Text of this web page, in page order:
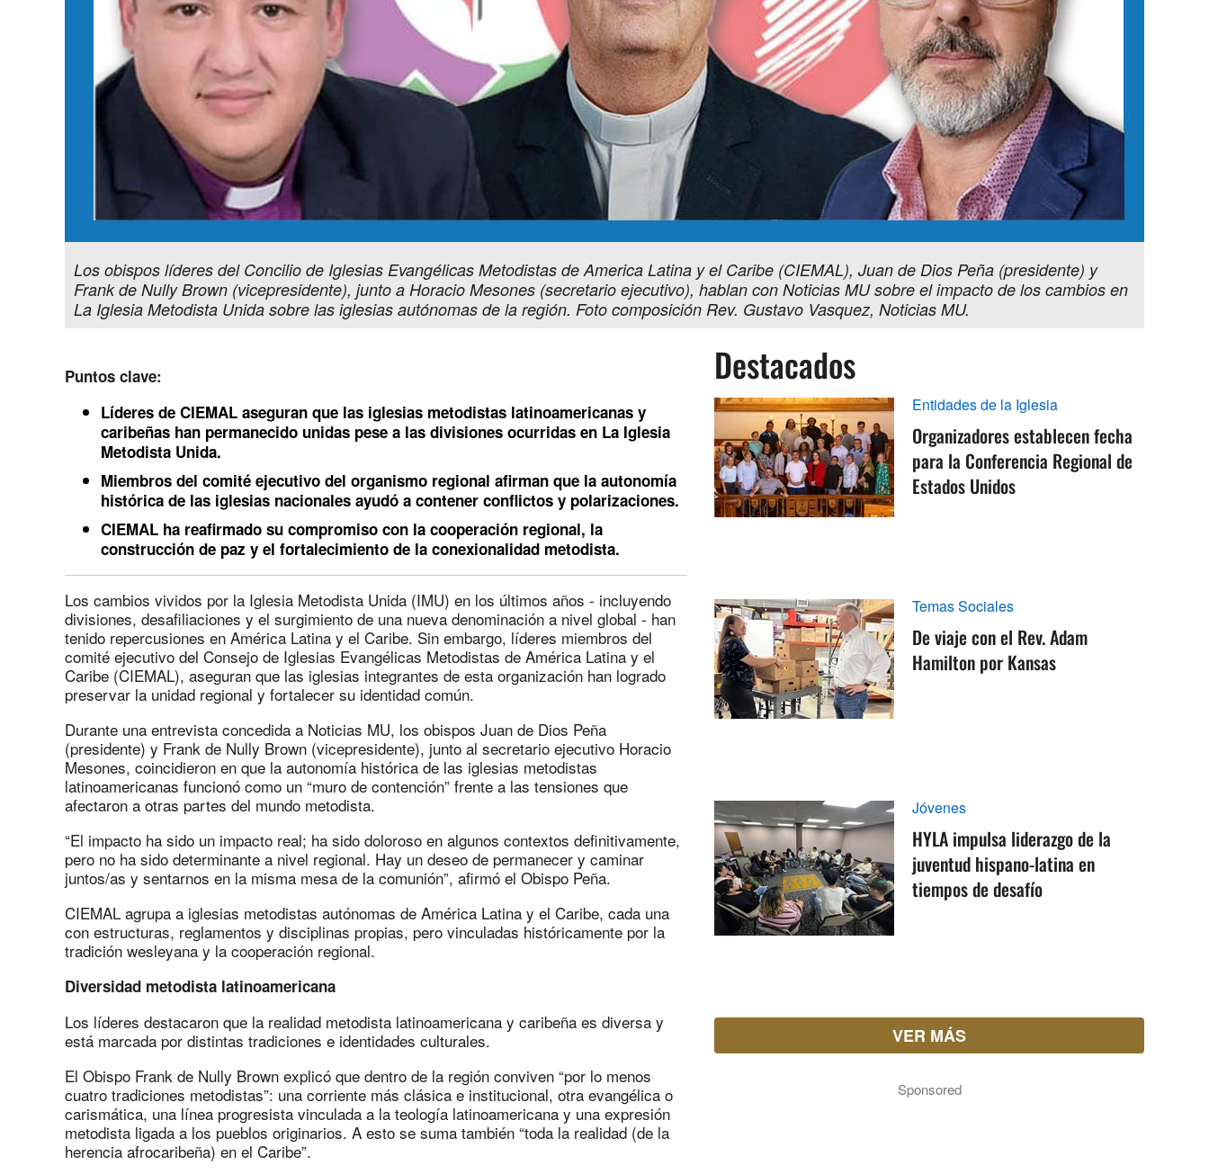
Los obispos líderes del Concilio de Iglesias Evangélicas Metodistas de America Latina y el Caribe (CIEMAL), Juan de Dios Peña (presidente) y
Frank de Nully Brown (vicepresidente), junto a Horacio Mesones (secretario ejecutivo), hablan con Noticias MU sobre el impacto de los cambios en
La Iglesia Metodista Unida sobre las iglesias autónomas de la región. Foto composición Rev. Gustavo Vasquez, Noticias MU.
Puntos clave:
Líderes de CIEMAL aseguran que las iglesias metodistas latinoamericanas y
caribeñas han permanecido unidas pese a las divisiones ocurridas en La Iglesia
Metodista Unida.
Miembros del comité ejecutivo del organismo regional afirman que la autonomía
histórica de las iglesias nacionales ayudó a contener conflictos y polarizaciones.
CIEMAL ha reafirmado su compromiso con la cooperación regional, la
construcción de paz y el fortalecimiento de la conexionalidad metodista.
Los cambios vividos por la Iglesia Metodista Unida (IMU) en los últimos años - incluyendo
divisiones, desafiliaciones y el surgimiento de una nueva denominación a nivel global - han
tenido repercusiones en América Latina y el Caribe. Sin embargo, líderes miembros del
comité ejecutivo del Consejo de Iglesias Evangélicas Metodistas de América Latina y el
Caribe (CIEMAL), aseguran que las iglesias integrantes de esta organización han logrado
preservar la unidad regional y fortalecer su identidad común.
Durante una entrevista concedida a Noticias MU, los obispos Juan de Dios Peña
(presidente) y Frank de Nully Brown (vicepresidente), junto al secretario ejecutivo Horacio
Mesones, coincidieron en que la autonomía histórica de las iglesias metodistas
latinoamericanas funcionó como un “muro de contención” frente a las tensiones que
afectaron a otras partes del mundo metodista.
“El impacto ha sido un impacto real; ha sido doloroso en algunos contextos definitivamente,
pero no ha sido determinante a nivel regional. Hay un deseo de permanecer y caminar
juntos/as y sentarnos en la misma mesa de la comunión”, afirmó el Obispo Peña.
CIEMAL agrupa a iglesias metodistas autónomas de América Latina y el Caribe, cada una
con estructuras, reglamentos y disciplinas propias, pero vinculadas históricamente por la
tradición wesleyana y la cooperación regional.
Diversidad metodista latinoamericana
Los líderes destacaron que la realidad metodista latinoamericana y caribeña es diversa y
está marcada por distintas tradiciones e identidades culturales.
El Obispo Frank de Nully Brown explicó que dentro de la región conviven “por lo menos
cuatro tradiciones metodistas”: una corriente más clásica e institucional, otra evangélica o
carismática, una línea progresista vinculada a la teología latinoamericana y una expresión
metodista ligada a los pueblos originarios. A esto se suma también “toda la realidad (de la
herencia afrocaribeña) en el Caribe”.
Destacados
Entidades de la Iglesia
Organizadores establecen fecha
para la Conferencia Regional de
Estados Unidos
Temas Sociales
De viaje con el Rev. Adam
Hamilton por Kansas
Jóvenes
HYLA impulsa liderazgo de la
juventud hispano-latina en
tiempos de desafío
VER MÁS
Sponsored